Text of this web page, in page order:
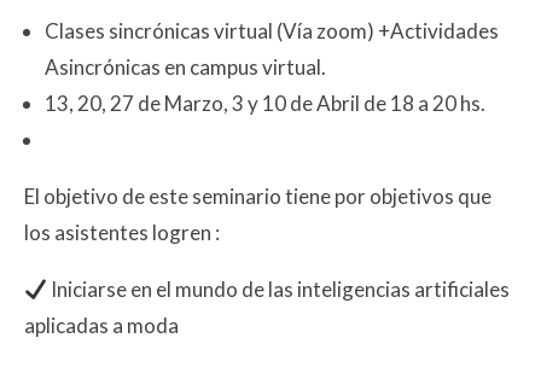
Clases sincrónicas virtual (Vía zoom) +Actividades
Asincrónicas en campus virtual.
13, 20, 27 de Marzo, 3 y 10 de Abril de 18 a 20 hs.
El objetivo de este seminario tiene por objetivos que
los asistentes logren :
Iniciarse en el mundo de las inteligencias artificiales
aplicadas a moda